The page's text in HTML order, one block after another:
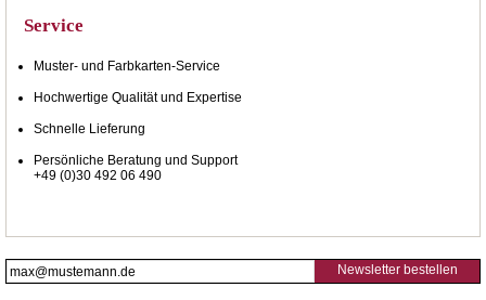
Service
Muster- und Farbkarten-Service
Hochwertige Qualität und Expertise
Schnelle Lieferung
Persönliche Beratung und Support
+49 (0)30 492 06 490
Newsletter bestellen